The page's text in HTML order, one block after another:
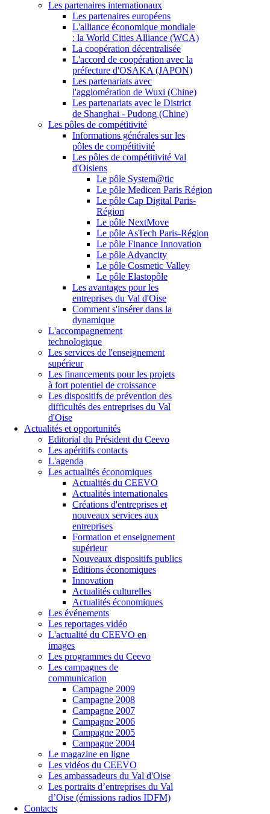
Les partenaires internationaux
Les partenaires européens
L'alliance économique mondiale
: la World Cities Alliance (WCA)
La coopération décentralisée
L'accord de coopération avec la
préfecture d'OSAKA (JAPON)
Les partenariats avec
l'agglomération de Wuxi (Chine)
Les partenariats avec le District
de Shanghai - Pudong (Chine)
Les pôles de compétitivité
Informations générales sur les
pôles de compétitivité
Les pôles de compétitivité Val
d'Oisiens
Le pôle System@tic
Le pôle Medicen Paris Région
Le pôle Cap Digital Paris-
Région
Le pôle NextMove
Le pôle AsTech Paris-Région
Le pôle Finance Innovation
Le pôle Advancity
Le pôle Cosmetic Valley
Le pôle Elastopôle
Les avantages pour les
entreprises du Val d'Oise
Comment s'insérer dans la
dynamique
L'accompagnement
technologique
Les services de l'enseignement
supérieur
Les financements pour les projets
à fort potentiel de croissance
Les dispositifs de prévention des
difficultés des entreprises du Val
d'Oise
Actualités et opportunités
Editorial du Président du Ceevo
Les apéritifs contacts
L'agenda
Les actualités économiques
Actualités du CEEVO
Actualités internationales
Créations d'entreprises et
nouveaux services aux
entreprises
Formation et enseignement
supérieur
Nouveaux dispositifs publics
Editions économiques
Innovation
Actualités culturelles
Actualités économiques
Les événements
Les reportages vidéo
L'actualité du CEEVO en
images
Les programmes du Ceevo
Les campagnes de
communication
Campagne 2009
Campagne 2008
Campagne 2007
Campagne 2006
Campagne 2005
Campagne 2004
Le magazine en ligne
Les vidéos du CEEVO
Les ambassadeurs du Val d'Oise
Les portraits d’entreprises du Val
d’Oise (émissions radios IDFM)
Contacts